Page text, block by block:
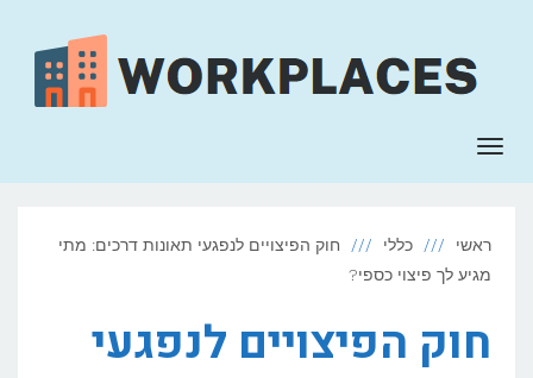
תפריט
ראשי כללי
חוק הפיצויים לנפגעי תאונות דרכים: מתי
מגיע לך פיצוי כספי?
חוק הפיצויים לנפגעי